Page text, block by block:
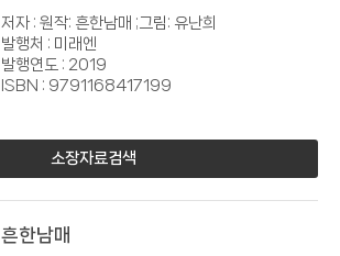
저자 : 원작: 흔한남매 ;그림: 유난희
발행처 : 미래엔
발행연도 : 2019
ISBN : 9791168417199
소장자료검색
흔한남매